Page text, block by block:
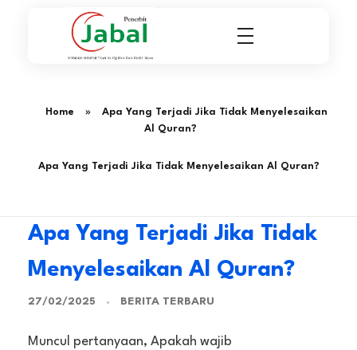
Home »
Apa Yang Terjadi Jika Tidak Menyelesaikan
Al Quran?
Apa Yang Terjadi Jika Tidak Menyelesaikan Al Quran?
Apa Yang Terjadi Jika Tidak
Menyelesaikan Al Quran?
27/02/2025 BERITA TERBARU
Muncul pertanyaan, Apakah wajib